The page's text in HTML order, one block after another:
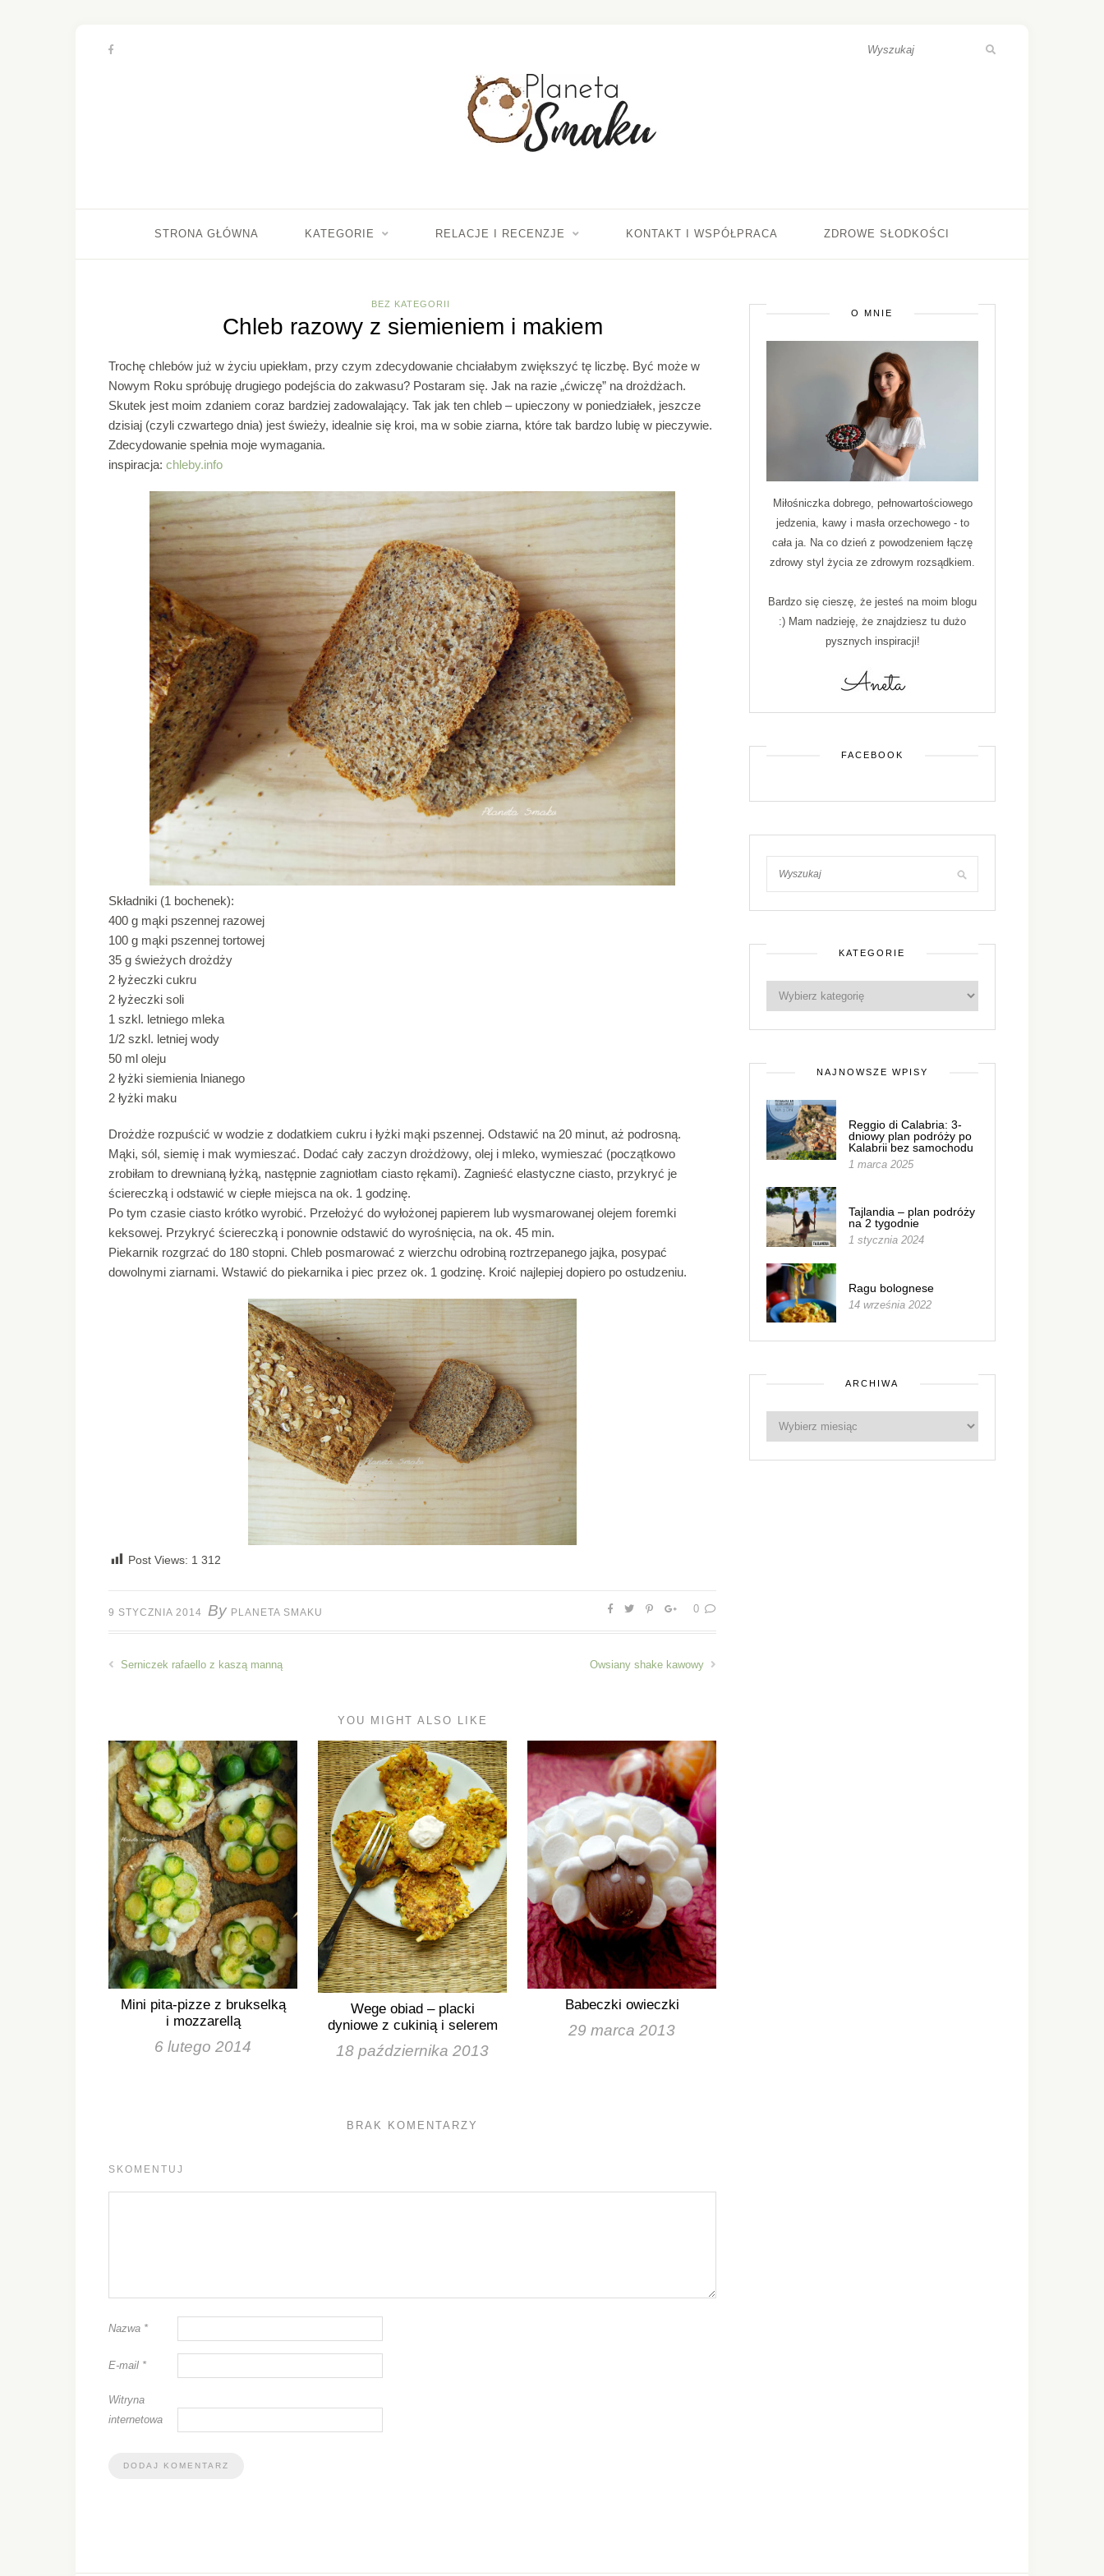
STRONA GŁÓWNA KATEGORIE RELACJE I RECENZJE KONTAKT I WSPÓŁPRACA ZDROWE SŁODKOŚCI
BEZ KATEGORII
Chleb razowy z siemieniem i makiem
Trochę chlebów już w życiu upiekłam, przy czym zdecydowanie chciałabym zwiększyć tę liczbę. Być może w
Nowym Roku spróbuję drugiego podejścia do zakwasu? Postaram się. Jak na razie „ćwiczę” na drożdżach.
Skutek jest moim zdaniem coraz bardziej zadowalający. Tak jak ten chleb – upieczony w poniedziałek, jeszcze
dzisiaj (czyli czwartego dnia) jest świeży, idealnie się kroi, ma w sobie ziarna, które tak bardzo lubię w pieczywie.
Zdecydowanie spełnia moje wymagania.
inspiracja: chleby.info
Składniki (1 bochenek):
400 g mąki pszennej razowej
100 g mąki pszennej tortowej
35 g świeżych drożdży
2 łyżeczki cukru
2 łyżeczki soli
1 szkl. letniego mleka
1/2 szkl. letniej wody
50 ml oleju
2 łyżki siemienia lnianego
2 łyżki maku
Drożdże rozpuścić w wodzie z dodatkiem cukru i łyżki mąki pszennej. Odstawić na 20 minut, aż podrosną.
Mąki, sól, siemię i mak wymieszać. Dodać cały zaczyn drożdżowy, olej i mleko, wymieszać (początkowo
zrobiłam to drewnianą łyżką, następnie zagniotłam ciasto rękami). Zagnieść elastyczne ciasto, przykryć je
ściereczką i odstawić w ciepłe miejsca na ok. 1 godzinę.
Po tym czasie ciasto krótko wyrobić. Przełożyć do wyłożonej papierem lub wysmarowanej olejem foremki
keksowej. Przykryć ściereczką i ponownie odstawić do wyrośnięcia, na ok. 45 min.
Piekarnik rozgrzać do 180 stopni. Chleb posmarować z wierzchu odrobiną roztrzepanego jajka, posypać
dowolnymi ziarnami. Wstawić do piekarnika i piec przez ok. 1 godzinę. Kroić najlepiej dopiero po ostudzeniu.
Post Views: 1 312
9 STYCZNIA 2014 By PLANETA SMAKU 0
Serniczek rafaello z kaszą manną Owsiany shake kawowy
YOU MIGHT ALSO LIKE
Mini pita-pizze z brukselką
i mozzarellą
6 lutego 2014
Wege obiad – placki
dyniowe z cukinią i selerem
18 października 2013
Babeczki owieczki
29 marca 2013
BRAK KOMENTARZY
SKOMENTUJ
Nazwa *
E-mail *
Witryna
internetowa
O MNIE
Miłośniczka dobrego, pełnowartościowego
jedzenia, kawy i masła orzechowego - to
cała ja. Na co dzień z powodzeniem łączę
zdrowy styl życia ze zdrowym rozsądkiem.
Bardzo się cieszę, że jesteś na moim blogu
:) Mam nadzieję, że znajdziesz tu dużo
pysznych inspiracji!
FACEBOOK
KATEGORIE
NAJNOWSZE WPISY
Reggio di Calabria: 3-
dniowy plan podróży po
Kalabrii bez samochodu
1 marca 2025
Tajlandia – plan podróży
na 2 tygodnie
1 stycznia 2024
Ragu bolognese
14 września 2022
ARCHIWA